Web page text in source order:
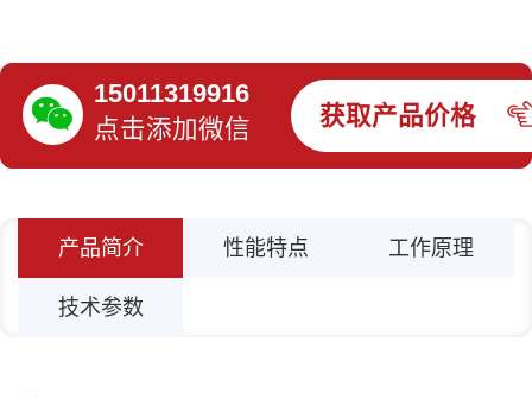
15011319916
点击添加微信
获取产品价格
产品简介 性能特点 工作原理
技术参数